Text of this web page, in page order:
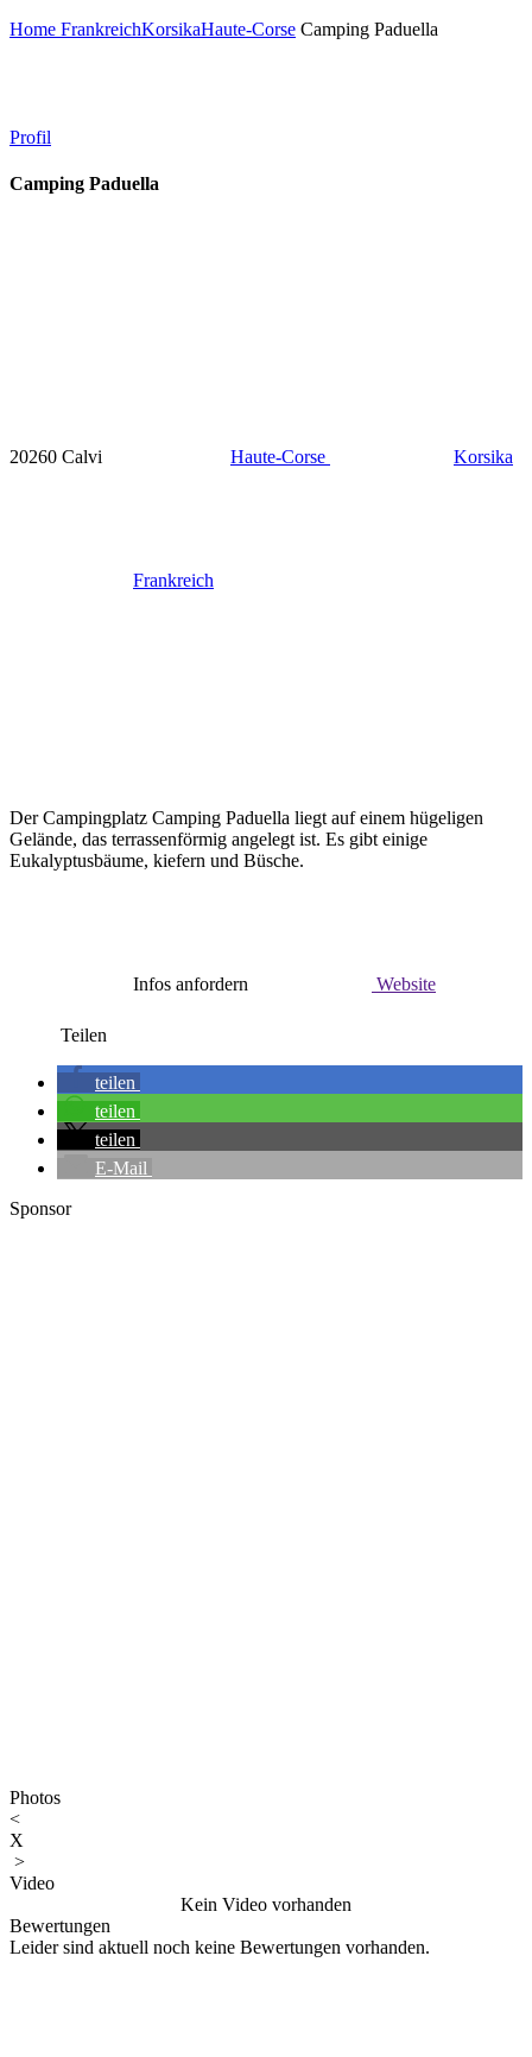
Home FrankreichKorsikaHaute-Corse Camping Paduella
Profil
Camping Paduella
20260 Calvi Haute-Corse Korsika
Frankreich
Der Campingplatz Camping Paduella liegt auf einem hügeligen
Gelände, das terrassenförmig angelegt ist. Es gibt einige
Eukalyptusbäume, kiefern und Büsche.
Infos anfordern Website
Teilen
teilen
teilen
teilen
E-Mail
Sponsor
Photos
<
X
>
Video
Kein Video vorhanden
Bewertungen
Leider sind aktuell noch keine Bewertungen vorhanden.